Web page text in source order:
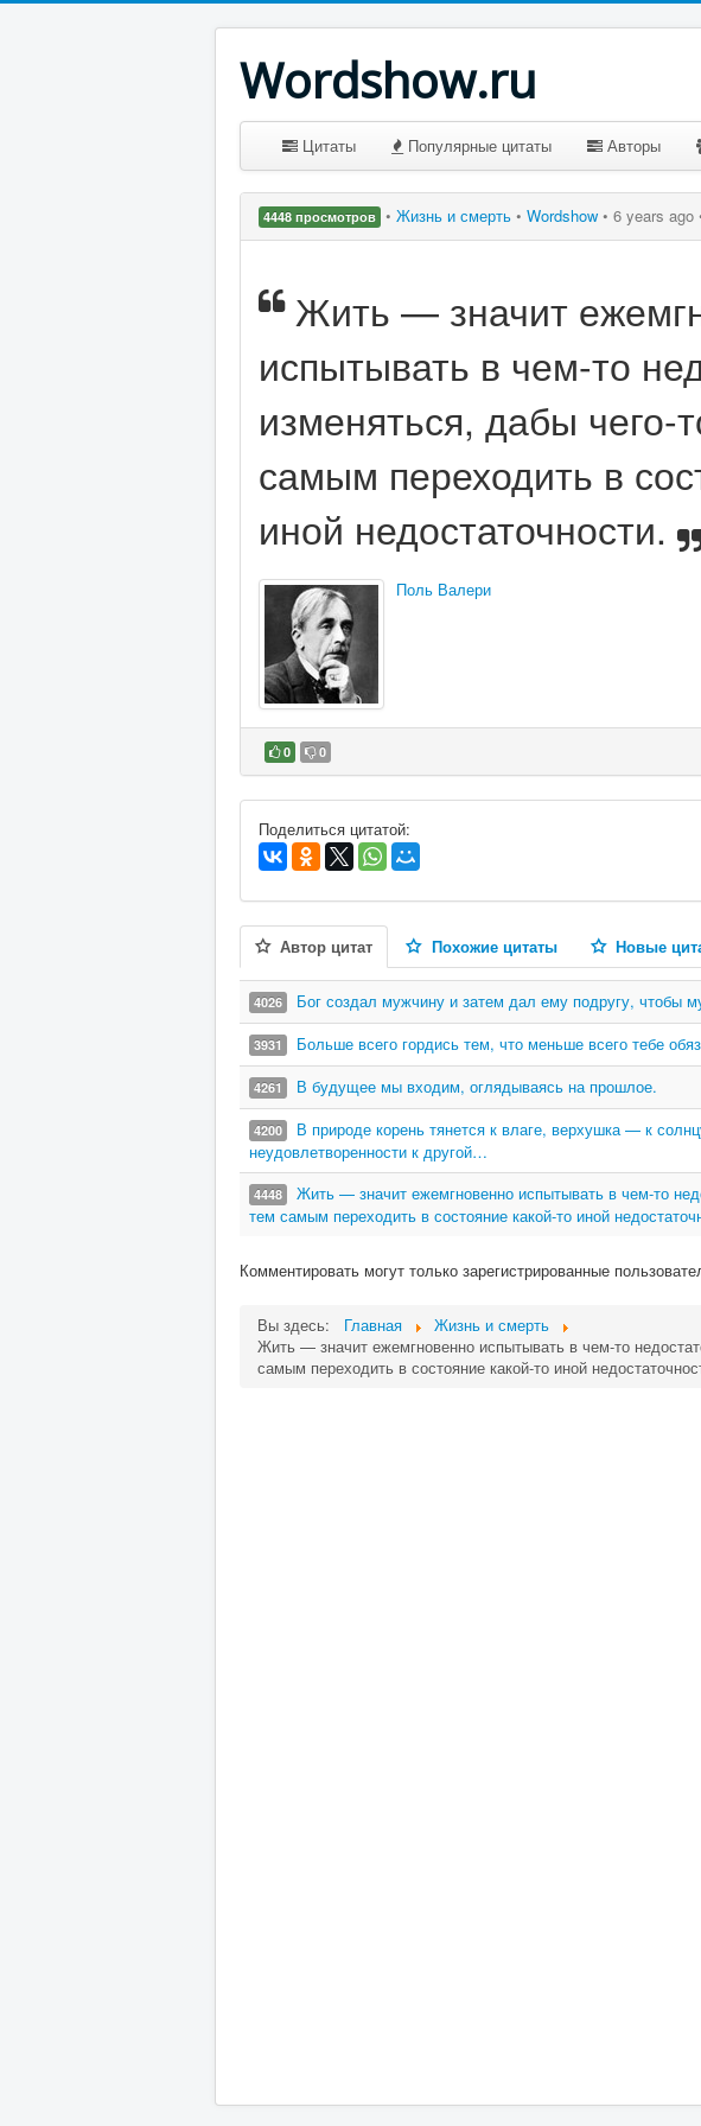
Wordshow.ru
Цитаты Популярные цитаты Авторы
4448 просмотров • Жизнь и смерть • Wordshow • 6 years ago
Жить — значит
испытывать в чем-то
изменяться, дабы
самым переходить в
иной недостаточности.
Поль Валери
0 0
В избранное
Поделиться цитатой:
Автор цитат Похожие цитаты Новые
4026 Бог создал мужчину и затем дал ему подругу, чтобы
3931 Больше всего гордись тем, что меньше всего тебе
4261 В будущее мы входим, оглядываясь на прошлое.
4200
В природе корень тянется к влаге, верхушка — к
неудовлетворенности к другой…
4448
Жить — значит ежемгновенно испытывать в чем-то
тем самым переходить в состояние какой-то иной
Комментировать могут только зарегистрированные
Вы здесь: Главная
Жизнь и смерть
Жить — значит ежемгновенно испытывать в чем-то
самым переходить в состояние какой-то иной